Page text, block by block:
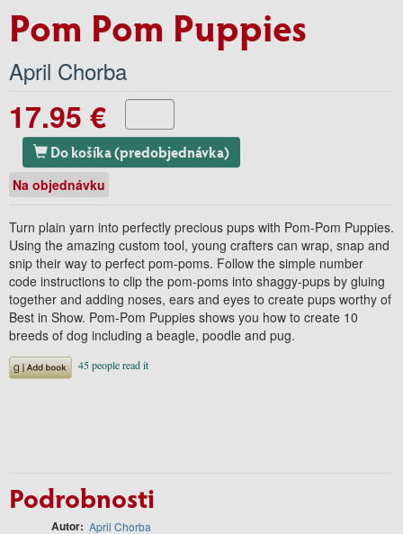
Pom Pom Puppies
April Chorba
17.95 €
Do košíka (predobjednávka)
Na objednávku
Turn plain yarn into perfectly precious pups with Pom-Pom Puppies.
Using the amazing custom tool, young crafters can wrap, snap and
snip their way to perfect pom-poms. Follow the simple number
code instructions to clip the pom-poms into shaggy-pups by gluing
together and adding noses, ears and eyes to create pups worthy of
Best in Show. Pom-Pom Puppies shows you how to create 10
breeds of dog including a beagle, poodle and pug.
Podrobnosti
Autor April Chorba